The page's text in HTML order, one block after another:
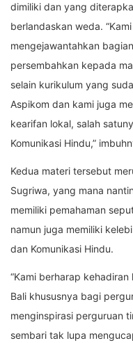
dimiliki dan yang
berlandaskan weda.
mengejawantahkan
persembahkan kepada
selain kurikulum yang
Aspikom dan kami juga
kearifan lokal, salah
Komunikasi Hindu,”
Kedua materi tersebut
Sugriwa, yang mana
memiliki pemahaman
namun juga memiliki
dan Komunikasi Hindu.
“Kami berharap
Bali khususnya bagi
menginspirasi perguruan
sembari tak lupa